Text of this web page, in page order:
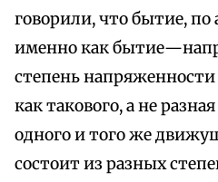
говорили, что бытие,
именно как
степень
как такового, а не
одного и того же
состоит из разных